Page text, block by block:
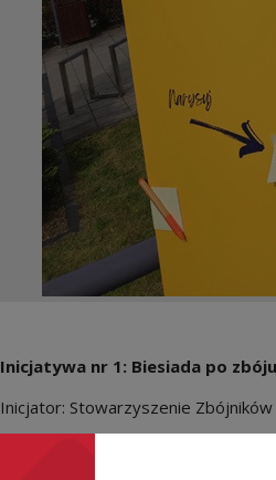
Inicjatywa nr 1: Biesiada po zbóju
Inicjator: Stowarzyszenie Zbójników
W ramach wydarzenia
zorganizowano grę terenową dla